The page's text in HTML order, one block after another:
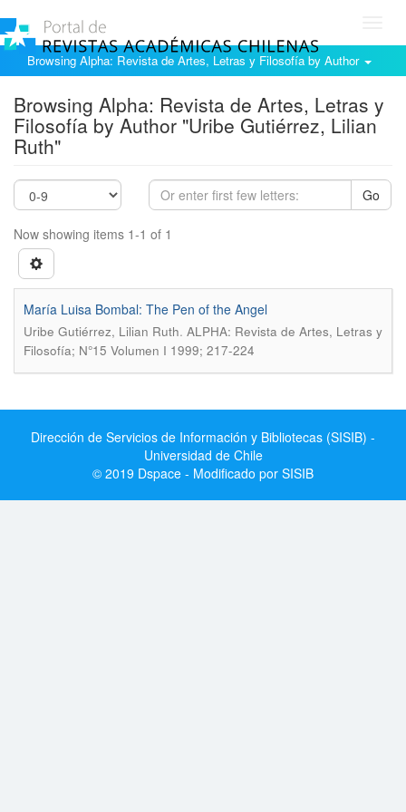
Browsing Alpha: Revista de Artes, Letras y Filosofía by Author
Browsing Alpha: Revista de Artes, Letras y
Filosofía by Author "Uribe Gutiérrez, Lilian
Ruth"
Go
Now showing items 1-1 of 1
María Luisa Bombal: The Pen of the Angel
Uribe Gutiérrez, Lilian Ruth. ALPHA: Revista de Artes, Letras y
Filosofía; N°15 Volumen I 1999; 217-224
Dirección de Servicios de Información y Bibliotecas (SISIB) -
Universidad de Chile
© 2019 Dspace - Modificado por SISIB